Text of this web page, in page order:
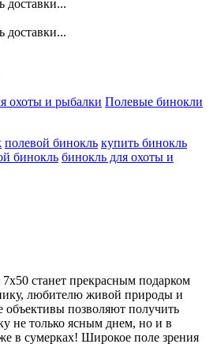
доставки...
доставки...
охоты и рыбалки Полевые бинокли
полевой бинокль купить бинокль
бинокль бинокль для охоты и
станет прекрасным подарком
любителю живой природы и
объективы позволяют получить
не только ясным днем, но и в
в сумерках! Широкое поле зрения